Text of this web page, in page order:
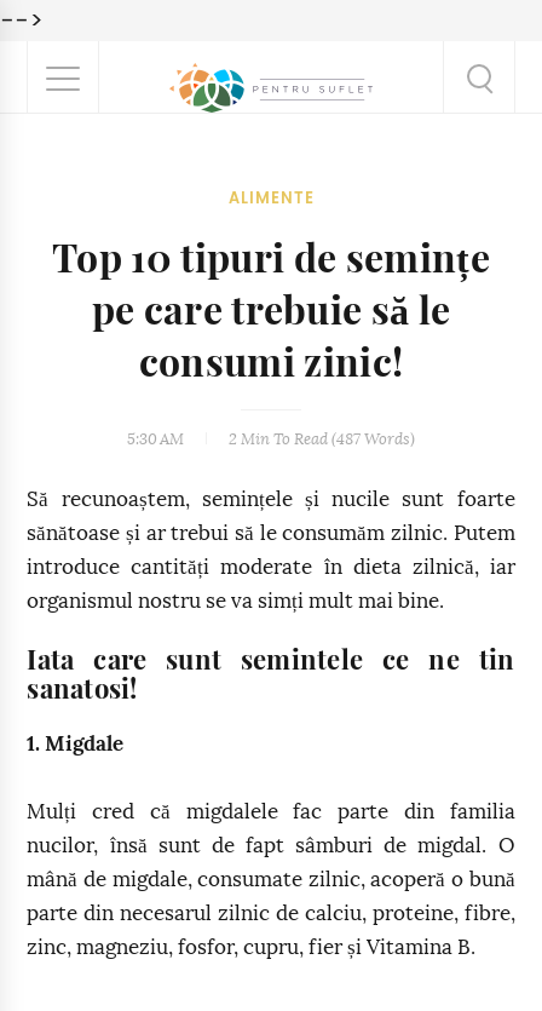
-->
ALIMENTE
Top 10 tipuri de semințe
pe care trebuie să le
consumi zinic!
5:30 AM 2 Min To Read (487 Words)
Să recunoaștem, semințele și nucile sunt foarte
sănătoase și ar trebui să le consumăm zilnic. Putem
introduce cantități moderate în dieta zilnică, iar
organismul nostru se va simți mult mai bine.
Iata care sunt semintele ce ne tin
sanatosi!
1. Migdale
Mulți cred că migdalele fac parte din familia
nucilor, însă sunt de fapt sâmburi de migdal. O
mână de migdale, consumate zilnic, acoperă o bună
parte din necesarul zilnic de calciu, proteine, fibre,
zinc, magneziu, fosfor, cupru, fier și Vitamina B.